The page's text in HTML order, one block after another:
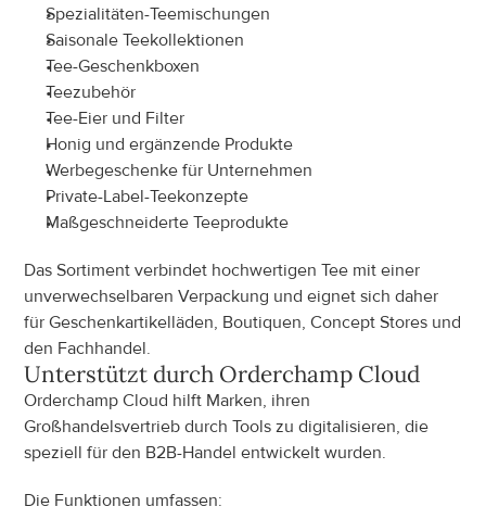
Spezialitäten-Teemischungen
Saisonale Teekollektionen
Tee-Geschenkboxen
Teezubehör
Tee-Eier und Filter
Honig und ergänzende Produkte
Werbegeschenke für Unternehmen
Private-Label-Teekonzepte
Maßgeschneiderte Teeprodukte
Das Sortiment verbindet hochwertigen Tee mit einer
unverwechselbaren Verpackung und eignet sich daher
für Geschenkartikelläden, Boutiquen, Concept Stores und
den Fachhandel.
Unterstützt durch Orderchamp Cloud
Orderchamp Cloud hilft Marken, ihren
Großhandelsvertrieb durch Tools zu digitalisieren, die
speziell für den B2B-Handel entwickelt wurden.
Die Funktionen umfassen: